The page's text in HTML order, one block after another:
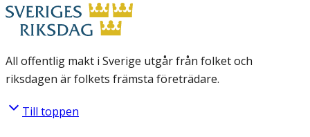
All offentlig makt i Sverige utgår från folket och
riksdagen är folkets främsta företrädare.
Till toppen